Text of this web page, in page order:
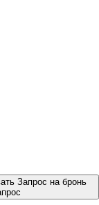
Запрос на бронь